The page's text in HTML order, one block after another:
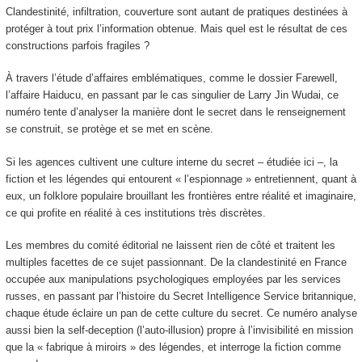
Clandestinité, infiltration, couverture sont autant de pratiques destinées à
protéger à tout prix l’information obtenue. Mais quel est le résultat de ces
constructions parfois fragiles ?
À travers l’étude d’affaires emblématiques, comme le dossier Farewell,
l’affaire Haiducu, en passant par le cas singulier de Larry Jin Wudai, ce
numéro tente d’analyser la manière dont le secret dans le renseignement
se construit, se protège et se met en scène.
Si les agences cultivent une culture interne du secret – étudiée ici –, la
fiction et les légendes qui entourent « l’espionnage » entretiennent, quant à
eux, un folklore populaire brouillant les frontières entre réalité et imaginaire,
ce qui profite en réalité à ces institutions très discrètes.
Les membres du comité éditorial ne laissent rien de côté et traitent les
multiples facettes de ce sujet passionnant. De la clandestinité en France
occupée aux manipulations psychologiques employées par les services
russes, en passant par l’histoire du Secret Intelligence Service britannique,
chaque étude éclaire un pan de cette culture du secret. Ce numéro analyse
aussi bien la self-deception (l’auto-illusion) propre à l’invisibilité en mission
que la « fabrique à miroirs » des légendes, et interroge la fiction comme